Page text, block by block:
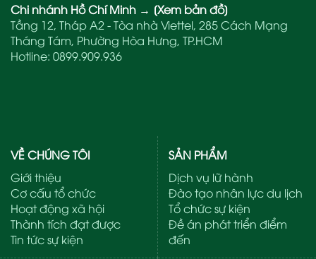
Chi nhánh Hồ Chí Minh → [Xem bản đồ]
Tầng 12, Tháp A2 - Tòa nhà Viettel, 285 Cách Mạng
Tháng Tám, Phường Hòa Hưng, TP.HCM
Hotline: 0899.909.936
VỀ CHÚNG TÔI
Giới thiệu
Cơ cấu tổ chức
Hoạt động xã hội
Thành tích đạt được
Tin tức sự kiện
SẢN PHẨM
Dịch vụ lữ hành
Đào tạo nhân lực du lịch
Tổ chức sự kiện
Đề án phát triển điểm
đến